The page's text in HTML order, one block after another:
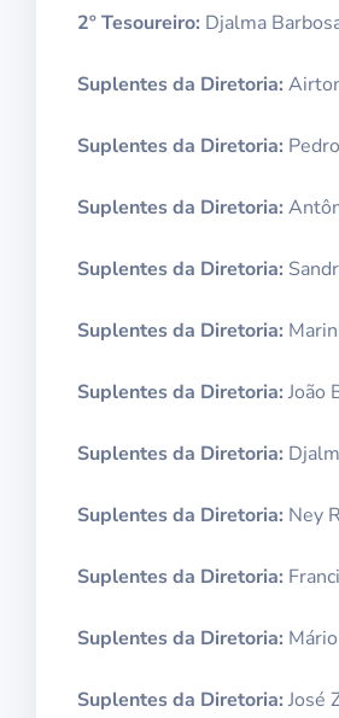
2º Tesoureiro: Djalma
Suplentes da Diretoria:
Suplentes da Diretoria:
Suplentes da Diretoria:
Suplentes da Diretoria:
Suplentes da Diretoria:
Suplentes da Diretoria: João
Suplentes da Diretoria:
Suplentes da Diretoria: Ney
Suplentes da Diretoria:
Suplentes da Diretoria:
Suplentes da Diretoria: José